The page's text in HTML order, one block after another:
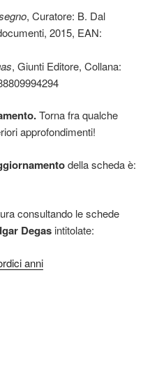
, Curatore: B. Dal
2015, EAN:
, Giunti Editore, Collana:
Torna fra qualche
approfondimenti!
della scheda è:
consultando le schede
Degas intitolate:
anni